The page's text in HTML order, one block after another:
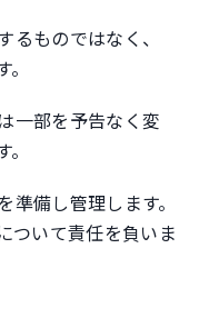
るものではなく、
一部を予告なく変
備し管理します。
ついて責任を負いま